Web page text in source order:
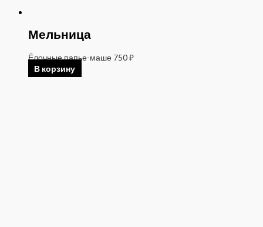
Мельница
Ёлочные папье-маше 750₽
В корзину